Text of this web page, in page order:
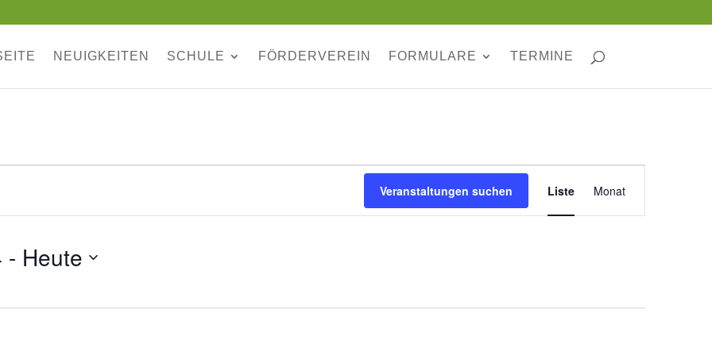
NEUIGKEITEN SCHULE FÖRDERVEREIN FORMULARE TERMINE
Veranstaltungen suchen
Ansichten-
Liste Monat
- Heute